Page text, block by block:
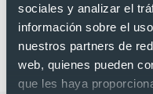
sociales y analizar el
información sobre el
nuestros partners de
web, quienes pueden
que les haya
Desde 1,63 €